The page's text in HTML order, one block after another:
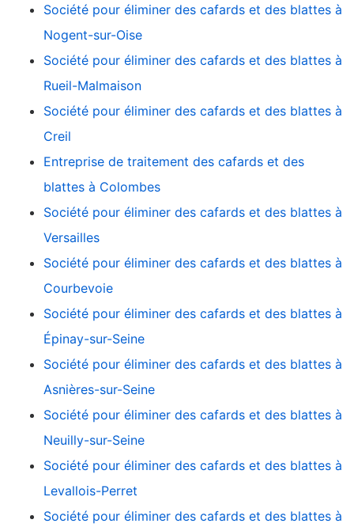
Société pour éliminer des cafards et des blattes à
Nogent-sur-Oise
Société pour éliminer des cafards et des blattes à
Rueil-Malmaison
Société pour éliminer des cafards et des blattes à
Creil
Entreprise de traitement des cafards et des
blattes à Colombes
Société pour éliminer des cafards et des blattes à
Versailles
Société pour éliminer des cafards et des blattes à
Courbevoie
Société pour éliminer des cafards et des blattes à
Épinay-sur-Seine
Société pour éliminer des cafards et des blattes à
Asnières-sur-Seine
Société pour éliminer des cafards et des blattes à
Neuilly-sur-Seine
Société pour éliminer des cafards et des blattes à
Levallois-Perret
Société pour éliminer des cafards et des blattes à